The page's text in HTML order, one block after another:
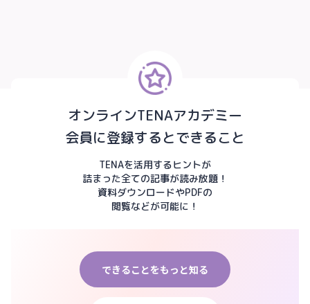
オンラインTENAアカデミー
会員に登録するとできること
TENAを活用するヒントが
詰まった全ての記事が読み放題！
資料ダウンロードやPDFの
閲覧などが可能に！
できることをもっと知る